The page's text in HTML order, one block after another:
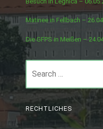
Matinee in Fellbach –
Die GFPS in Meißen –
for:
RECHTLICHES